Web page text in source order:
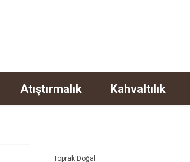
Atıştırmalık Kahvaltılık
Toprak Doğal